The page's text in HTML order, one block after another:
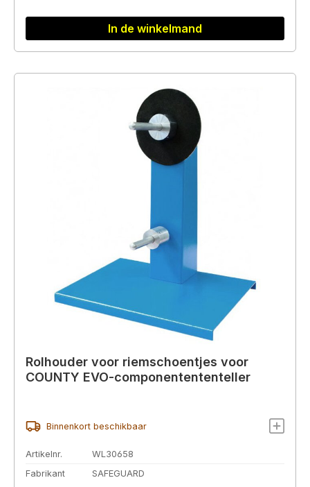
In de winkelmand
Rolhouder voor riemschoentjes voor
COUNTY EVO-componentententeller
Binnenkort beschikbaar
Artikelnr.
WL30658
Fabrikant
SAFEGUARD